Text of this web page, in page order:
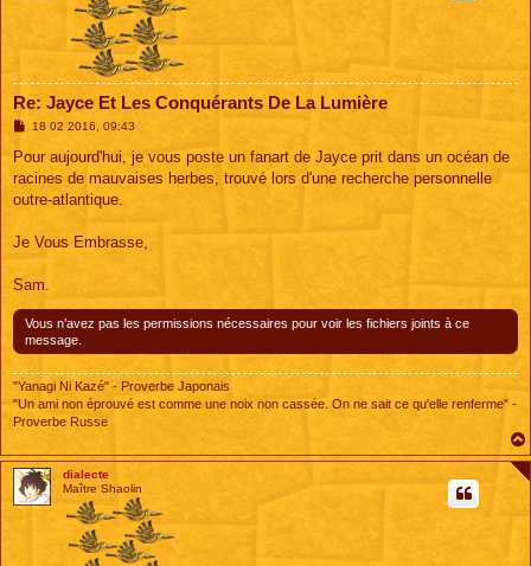
Re: Jayce Et Les Conquérants De La Lumière
M
s
a
g
18 02 2016, 09:43
Pour aujourd'hui, je vous poste un fanart de Jayce prit dans un océan de
racines de mauvaises herbes, trouvé lors d'une recherche personnelle
outre-atlantique.
Je Vous Embrasse,
Sam.
Vous n’avez pas les permissions nécessaires pour voir les fichiers joints à ce
message.
"Yanagi Ni Kazé" - Proverbe Japonais
"Un ami non éprouvé est comme une noix non cassée. On ne sait ce qu'elle renferme" -
Proverbe Russe
dialecte
Maître Shaolin